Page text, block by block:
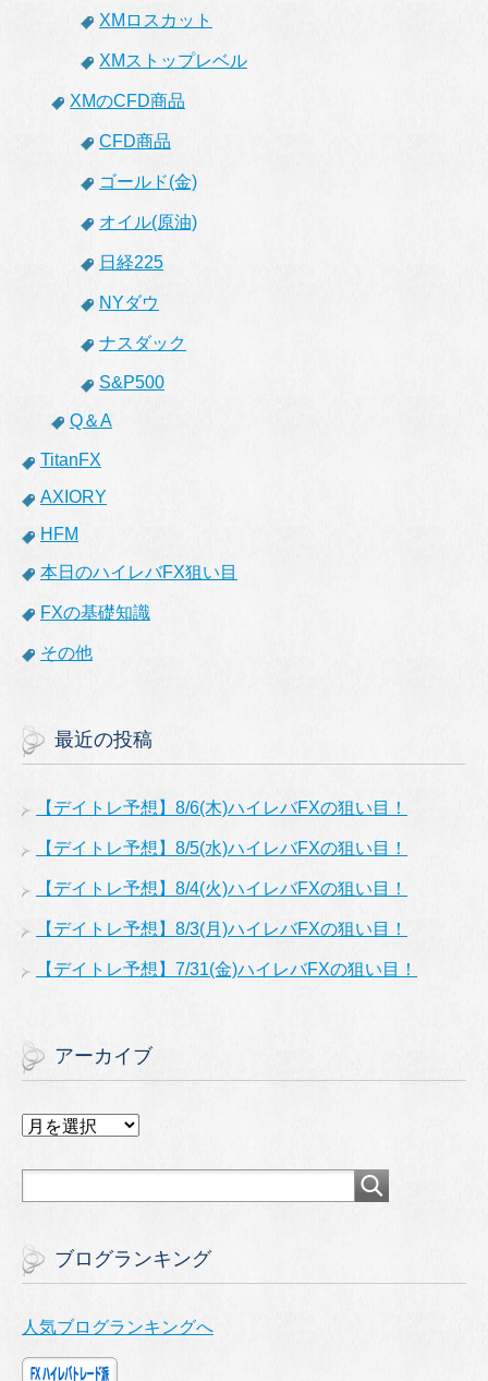
XMロスカット
XMストップレベル
XMのCFD商品
CFD商品
ゴールド(金)
オイル(原油)
日経225
NYダウ
ナスダック
S&P500
Q＆A
TitanFX
AXIORY
HFM
本日のハイレバFX狙い目
FXの基礎知識
その他
最近の投稿
【デイトレ予想】8/6(木)ハイレバFXの狙い目！
【デイトレ予想】8/5(水)ハイレバFXの狙い目！
【デイトレ予想】8/4(火)ハイレバFXの狙い目！
【デイトレ予想】8/3(月)ハイレバFXの狙い目！
【デイトレ予想】7/31(金)ハイレバFXの狙い目！
アーカイブ
ア
カ
ブログランキング
人気ブログランキングへ